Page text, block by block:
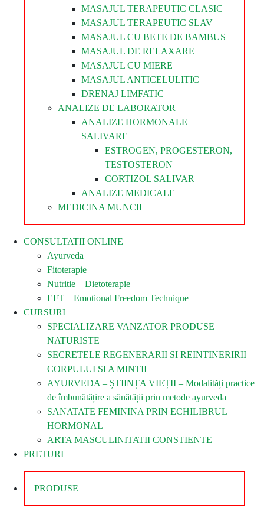
MASAJUL TERAPEUTIC CLASIC
MASAJUL TERAPEUTIC SLAV
MASAJUL CU BETE DE BAMBUS
MASAJUL DE RELAXARE
MASAJUL CU MIERE
MASAJUL ANTICELULITIC
DRENAJ LIMFATIC
ANALIZE DE LABORATOR
ANALIZE HORMONALE
SALIVARE
ESTROGEN, PROGESTERON,
TESTOSTERON
CORTIZOL SALIVAR
ANALIZE MEDICALE
MEDICINA MUNCII
CONSULTATII ONLINE
Ayurveda
Fitoterapie
Nutritie – Dietoterapie
EFT – Emotional Freedom Technique
CURSURI
SPECIALIZARE VANZATOR PRODUSE
NATURISTE
SECRETELE REGENERARII SI REINTINERIRII
CORPULUI SI A MINTII
AYURVEDA – ȘTIINȚA VIEȚII – Modalități practice
de îmbunătățire a sănătății prin metode ayurveda
SANATATE FEMININA PRIN ECHILIBRUL
HORMONAL
ARTA MASCULINITATII CONSTIENTE
PRETURI
PRODUSE